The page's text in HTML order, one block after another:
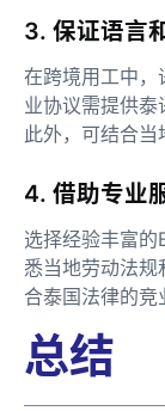
3. 保证语言
在跨境用工中，
业协议需提供泰
此外，可结合当
4. 借助专业
选择经验丰富的
悉当地劳动法规
合泰国法律的竞
总结